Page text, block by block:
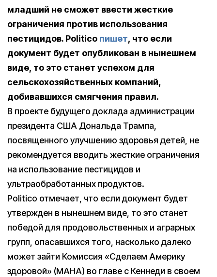
младший не сможет ввести жесткие
ограничения против использования
пестицидов. Politico пишет, что если
документ будет опубликован в нынешнем
виде, то это станет успехом для
сельскохозяйственных компаний,
добивавшихся смягчения правил.
В проекте будущего доклада администрации
президента США Дональда Трампа,
посвященного улучшению здоровья детей, не
рекомендуется вводить жесткие ограничения
на использование пестицидов и
ультраобработанных продуктов.
Politico отмечает, что если документ будет
утвержден в нынешнем виде, то это станет
победой для продовольственных и аграрных
групп, опасавшихся того, насколько далеко
может зайти Комиссия «Сделаем Америку
здоровой» (MAHA) во главе с Кеннеди в своем